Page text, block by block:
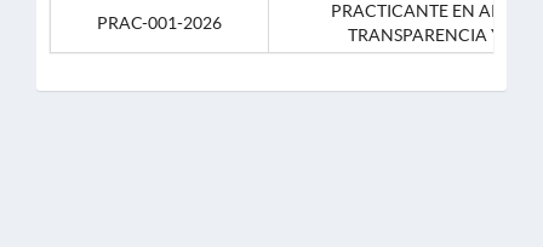
PRAC-001-2026
PRACTICANTE EN APOYO
TRANSPARENCIA Y